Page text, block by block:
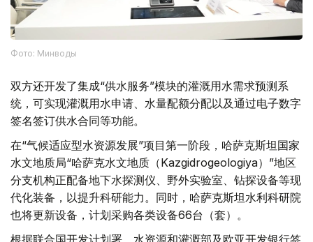
Фото: Минводы
双方还开发了集成“供水服务”模块的灌溉用水需求预测系
统，可实现灌溉用水申请、水量配额分配以及通过电子数字
签名签订供水合同等功能。
在“气候适应型水资源发展”项目第一阶段，哈萨克斯坦国家
水文地质局“哈萨克水文地质（Kazgidrogeologiya）”地区
分支机构正配备地下水探测仪、野外实验室、钻探设备等现
代化装备，以提升科研能力。同时，哈萨克斯坦水利科研院
也将更新设备，计划采购各类设备66台（套）。